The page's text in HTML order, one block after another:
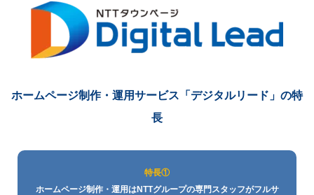
ホームページ制作・運用サービス 「デジタルリード」の特
長
特長①
ホームページ制作・運用はNTTグループの専門スタッフがフルサ